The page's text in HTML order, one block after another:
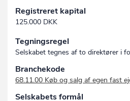
Registreret kapital
125.000 DKK
Tegningsregel
Selskabet tegnes af to direktører i
Branchekode
68.11.00 Køb og salg af egen fast
Selskabets formål